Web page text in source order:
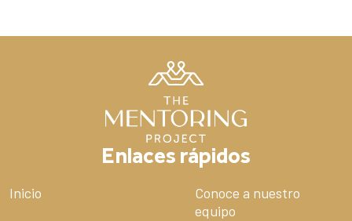
Enlaces rápidos
Inicio
Conoce a nuestro
equipo